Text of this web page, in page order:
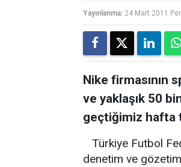
Yayınlanma: 24 Mart 2011
Nike firmasının
ve yaklaşık 50
geçtiğimiz hafta
Türkiye Futbol
denetim ve